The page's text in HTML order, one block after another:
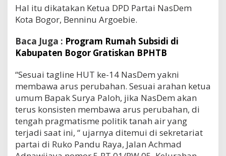
Hal itu dikatakan Ketua DPD Partai NasDem
Kota Bogor, Benninu Argoebie.
Baca Juga : Program Rumah Subsidi di
Kabupaten Bogor Gratiskan BPHTB
“Sesuai tagline HUT ke-14 NasDem yakni
membawa arus perubahan. Sesuai arahan ketua
umum Bapak Surya Paloh, jika NasDem akan
terus konsisten membawa arus perubahan, di
tengah pragmatisme politik tanah air yang
terjadi saat ini, “ ujarnya ditemui di sekretariat
partai di Ruko Pandu Raya, Jalan Achmad